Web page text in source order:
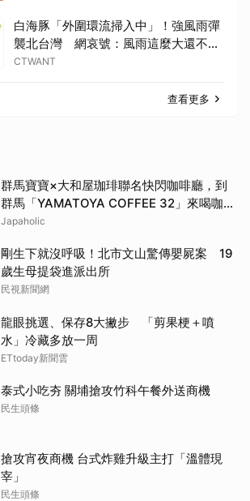
白海豚「外圍環流掃入中」！強風雨彈
襲北台灣 網哀號：風雨這麼大還不放
假
CTWANT
查看更多
群馬寶寶×大和屋珈琲聯名快閃咖啡廳，到
群馬「YAMATOYA COFFEE 32」來喝咖啡
吧
Japaholic
剛生下就沒呼吸！北市文山驚傳嬰屍案 19
歲生母提袋進派出所
民視新聞網
龍眼挑選、保存8大撇步 「剪果梗＋噴
水」冷藏多放一周
ETtoday新聞雲
泰式小吃夯 關埔搶攻竹科午餐外送商機
民生頭條
搶攻宵夜商機 台式炸雞升級主打「溫體現
宰」
民生頭條